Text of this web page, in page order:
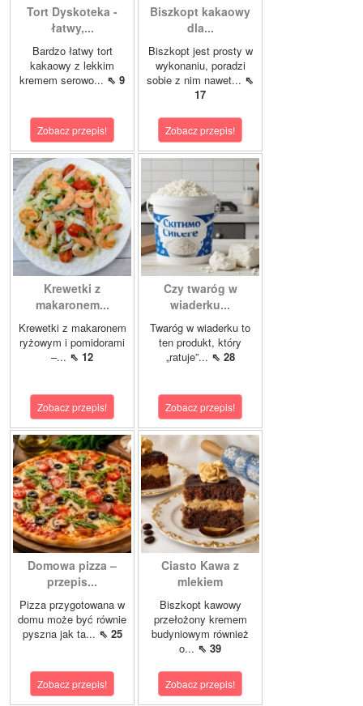
Tort Dyskoteka -
łatwy,...
Bardzo łatwy tort
kakaowy z lekkim
kremem serowo... ⇖ 9
Zobacz przepis!
Biszkopt kakaowy
dla...
Biszkopt jest prosty w
wykonaniu, poradzi
sobie z nim nawet... ⇖
17
Zobacz przepis!
Krewetki z
makaronem...
Krewetki z makaronem
ryżowym i pomidorami
–... ⇖ 12
Zobacz przepis!
Czy twaróg w
wiaderku...
Twaróg w wiaderku to
ten produkt, który
„ratuje”... ⇖ 28
Zobacz przepis!
Domowa pizza –
przepis...
Pizza przygotowana w
domu może być równie
pyszna jak ta... ⇖ 25
Zobacz przepis!
Ciasto Kawa z
mlekiem
Biszkopt kawowy
przełożony kremem
budyniowym również
o... ⇖ 39
Zobacz przepis!